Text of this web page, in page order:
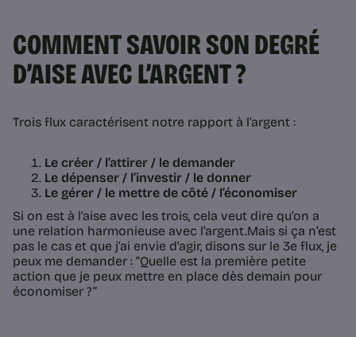
COMMENT SAVOIR SON DEGRÉ
D’AISE AVEC L’ARGENT ?
Trois flux caractérisent notre rapport à l’argent :
Le créer / l’attirer / le demander
Le dépenser / l’investir / le donner
Le gérer / le mettre de côté / l’économiser
Si on est à l’aise avec les trois, cela veut dire qu’on a
une relation harmonieuse avec l’argent.Mais si ça n’est
pas le cas et que j’ai envie d’agir, disons sur le 3e flux, je
peux me demander : “Quelle est la première petite
action que je peux mettre en place dès demain pour
économiser ?”